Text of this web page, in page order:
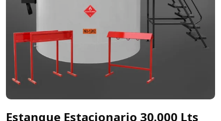
Estanque Estacionario 30.000 Lts